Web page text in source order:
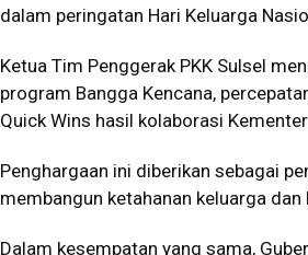
dalam peringatan Hari Keluarga
Ketua Tim Penggerak PKK Sulsel
program Bangga Kencana,
Quick Wins hasil kolaborasi
Penghargaan ini diberikan sebagai
membangun ketahanan keluarga
Dalam kesempatan yang sama,